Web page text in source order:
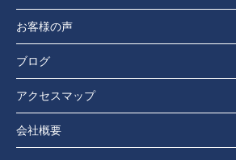
お客様の声
ブログ
アクセスマップ
会社概要